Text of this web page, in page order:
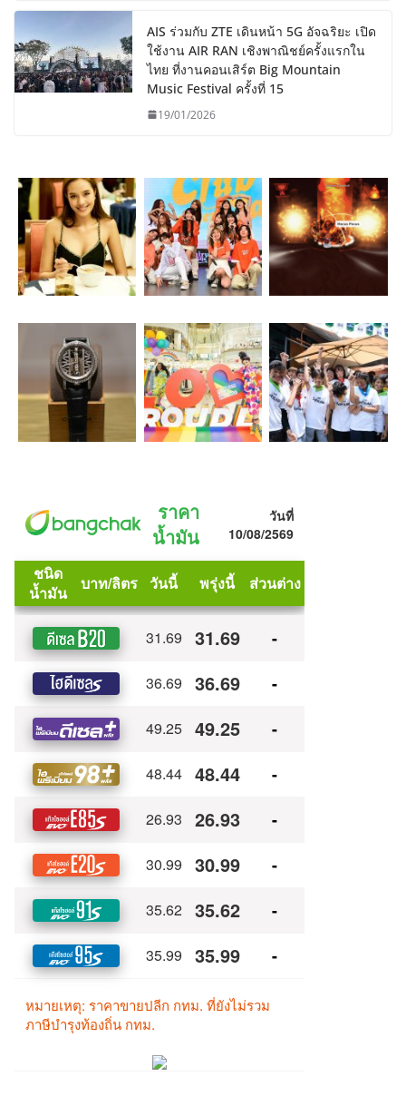
AIS ร่วมกับ ZTE เดินหน้า 5G อัจฉริยะ เปิด
ใช้งาน AIR RAN เชิงพาณิชย์ครั้งแรกใน
ไทย ที่งานคอนเสิร์ต Big Mountain
Music Festival ครั้งที่ 15
19/01/2026